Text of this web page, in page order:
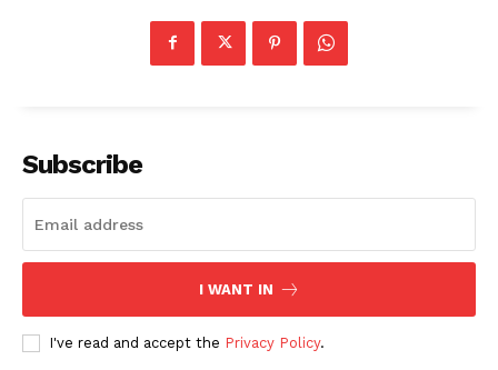
Subscribe
I WANT IN
I've read and accept the Privacy Policy.